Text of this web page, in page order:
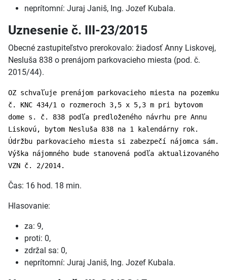
neprítomní: Juraj Janiš, Ing. Jozef Kubala.
Uznesenie č. III-23/2015
Obecné zastupiteľstvo prerokovalo: žiadosť Anny Liskovej,
Nesluša 838 o prenájom parkovacieho miesta (pod. č.
2015/44).
OZ schvaľuje prenájom parkovacieho miesta na pozemku
č. KNC 434/1 o rozmeroch 3,5 x 5,3 m pri bytovom
dome s. č. 838 podľa predloženého návrhu pre Annu
Liskovú, bytom Nesluša 838 na 1 kalendárny rok.
Údržbu parkovacieho miesta si zabezpečí nájomca sám.
Výška nájomného bude stanovená podľa aktualizovaného
VZN č. 2/2014.
Čas: 16 hod. 18 min.
Hlasovanie:
za: 9,
proti: 0,
zdržal sa: 0,
neprítomní: Juraj Janiš, Ing. Jozef Kubala.